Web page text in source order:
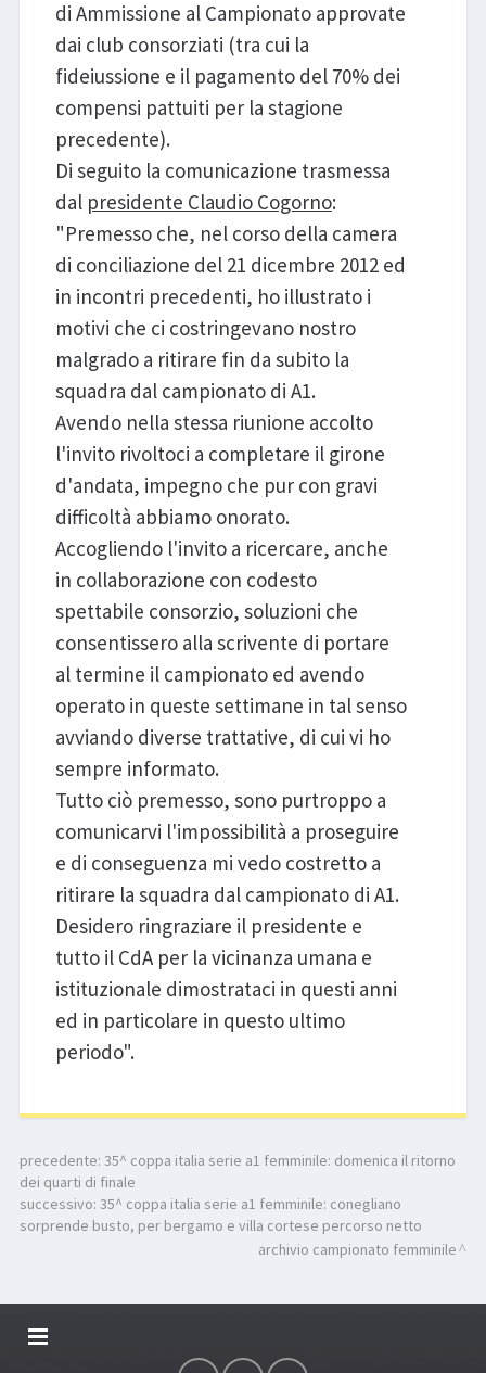
di Ammissione al Campionato approvate
dai club consorziati (tra cui la
fideiussione e il pagamento del 70% dei
compensi pattuiti per la stagione
precedente).
Di seguito la comunicazione trasmessa
dal presidente Claudio Cogorno:
"Premesso che, nel corso della camera
di conciliazione del 21 dicembre 2012 ed
in incontri precedenti, ho illustrato i
motivi che ci costringevano nostro
malgrado a ritirare fin da subito la
squadra dal campionato di A1.
Avendo nella stessa riunione accolto
l'invito rivoltoci a completare il girone
d'andata, impegno che pur con gravi
difficoltà abbiamo onorato.
Accogliendo l'invito a ricercare, anche
in collaborazione con codesto
spettabile consorzio, soluzioni che
consentissero alla scrivente di portare
al termine il campionato ed avendo
operato in queste settimane in tal senso
avviando diverse trattative, di cui vi ho
sempre informato.
Tutto ciò premesso, sono purtroppo a
comunicarvi l'impossibilità a proseguire
e di conseguenza mi vedo costretto a
ritirare la squadra dal campionato di A1.
Desidero ringraziare il presidente e
tutto il CdA per la vicinanza umana e
istituzionale dimostrataci in questi anni
ed in particolare in questo ultimo
periodo".
precedente: 35^ coppa italia serie a1 femminile: domenica il ritorno
dei quarti di finale
successivo: 35^ coppa italia serie a1 femminile: conegliano
sorprende busto, per bergamo e villa cortese percorso netto
archivio campionato femminile